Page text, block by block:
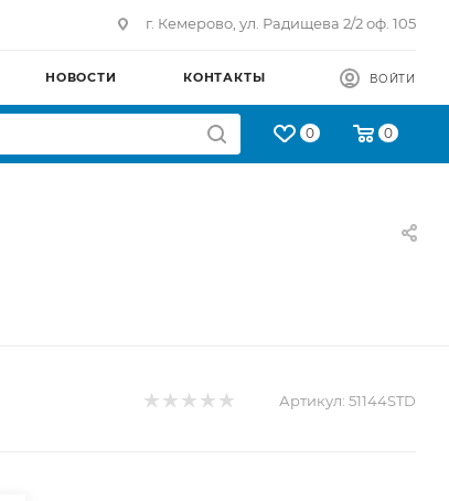
г. Кемерово, ул. Радищева 2/2 оф. 105
НОВОСТИ КОНТАКТЫ ВОЙТИ
0 0
Артикул: 51144STD